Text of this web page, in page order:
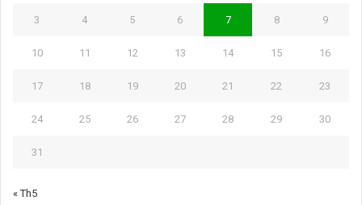
3 4 5 6 7 8 9
10 11 12 13 14 15 16
17 18 19 20 21 22 23
24 25 26 27 28 29 30
31
« Th5